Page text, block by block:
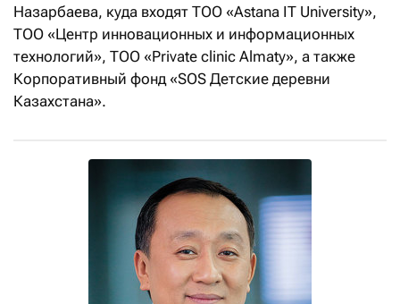
Назарбаева, куда входят ТОО «Astana IT University»,
ТОО «Центр инновационных и информационных
технологий», ТОО «Private clinic Almaty», а также
Корпоративный фонд «SOS Детские деревни
Казахстана».